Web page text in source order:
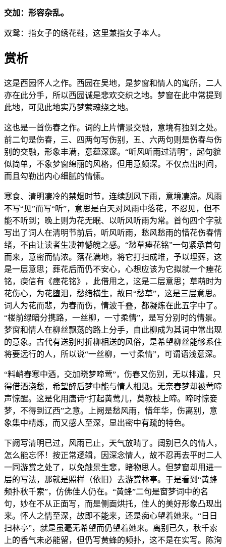
交加：形容杂乱。
双鸳：指女子的绣花鞋，这里兼指女子本人。
赏析
这是西园怀人之作。西园在吴地，是梦窗和情人的寓所，二人
亦在此分手，所以西园诚是悲欢交织之地。梦窗在此中常提到
此地，可见此地实乃梦萦魂绕之地。
这也是一首伤春之作。词的上片情景交融，意境有独到之处。
前二句是伤春，三、四两句写伤别，五、六两句则是伤春与伤
别的交融，形象丰满，意蕴深邃。“听风听雨过清明”，起句貌
似简单，不象梦窗绵丽的风格，但用意颇深。不仅点出时间，
而且勾勒出内心细腻的情愫。
寒食、清明凄冷的禁烟时节，连续刮风下雨，意境凄凉。风雨
不写“见”而写“听”，意思是白天对风雨中落花，不忍见，但不
能不听到；晚上则为花无眠、以听风听雨为常。首句四个字就
写出了词人在清明节前后，听风听雨，愁风愁雨的惜花伤春情
绪，不由让读者生凄神憾魄之感。“愁草瘗花铭”一句紧承首句
而来，意密而情浓。落花满地，将它打扫成堆，予以埋葬，这
是一层意思；葬花后而仍不安心，心想应该为它拟就一个瘗花
铭，瘐信有《瘗花铭》，此借用之，这是二层意思；草萌时为
花伤心，为花堕泪，愁绪横生，故曰“愁草”，这是三层意思。
词人为花而悲，为春而伤，情波千叠，都凝炼在此五字中了。
“楼前绿暗分携路，一丝柳，一寸柔情”，是写分别时的情景。
梦窗和情人在柳丝飘荡的路上分手，自此柳成为其词中常出现
的意象。古代有送别时折柳相送的风俗，是希望柳丝能够系住
将要远行的人，所以说“一丝柳，一寸柔情”，可谓语浅意深。
“料峭春寒中酒，交加晓梦啼莺”，伤春又伤别，无以排遣，只
得借酒浇愁，希望醉后梦中能与情人相见。无奈春梦却被莺啼
声惊醒。这是化用唐诗“打起黄莺儿，莫教枝上啼。啼时惊妾
梦，不得到辽西”之意。上阙是愁风雨，惜年华，伤离别，意
象集中精炼，而又感人至深，显出密中有疏的特色。
下阙写清明已过，风雨已止，天气放晴了。阔别已久的情人，
怎么能忘怀！按正常逻辑，因深念情人，故不忍再去平时二人
一同游赏之处了，以免触景生悲，睹物思人。但梦窗却用进一
层的写法，那就是照样（依旧）去游赏林亭。于是看到“黄蜂
频扑秋千索”，仿佛佳人仍在。“黄蜂”二句是窗梦词中的名
句，妙在不从正面写，而是侧面烘托，佳人的美好形象凸现出
来。怀人之情至深，故即不能来，还是痴心望着她来。“日日
扫林亭”，就是虽毫无希望而仍望着她来。离别已久，秋千索
上的香气未必能留，但仍写黄蜂的频扑，这不是在实写。陈洵